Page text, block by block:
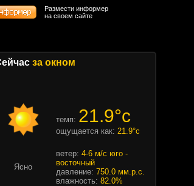
Размести информер
на своем сайте
за окном
темп: 21.9°c
ощущается как: 21.9°c
Ясно
ветер: 4-6 м/с юго -
восточный
давление: 750.0 мм.р.с.
влажность: 82.0%